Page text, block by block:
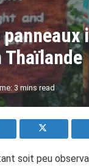
Thaïlande
3 mins read
soit peu